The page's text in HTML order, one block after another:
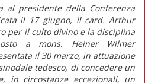
al presidente della Conferenza
il 17 giugno, il card. Arthur
per il culto divino e la disciplina
a mons. Heiner Wilmer
il 30 marzo, in attuazione
tedesco, di concedere un
in circostanze eccezionali, un